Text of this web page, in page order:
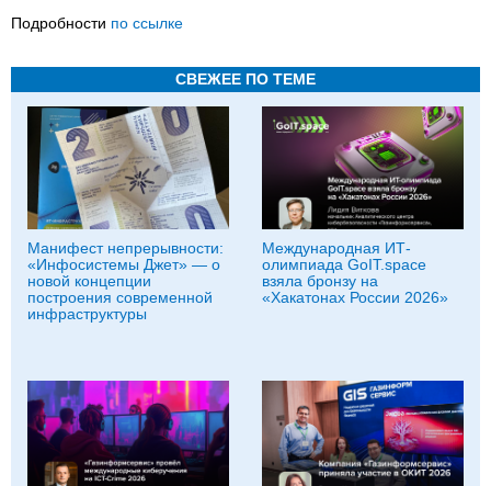
Подробности по ссылке
СВЕЖЕЕ ПО ТЕМЕ
Манифест непрерывности:
«Инфосистемы Джет» — о
новой концепции
построения современной
инфраструктуры
Международная ИТ-
олимпиада GoIT.space
взяла бронзу на
«Хакатонах России 2026»